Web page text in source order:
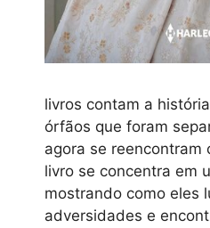
livros contam a
órfãos que foram
agora se reencontram
livro se concentra em
mostrando como eles
adversidades e